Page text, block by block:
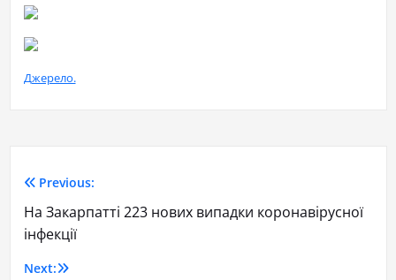
Джерело.
Previous:
На Закарпатті 223 нових випадки коронавірусної
інфекції
Next: